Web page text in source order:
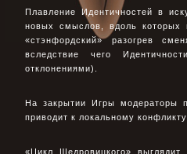
Плавление Идентичностей в
новых смыслов, вдоль которых
«стэнфордский» разогрев
вследствие чего
отклонениями).
На закрытии Игры модераторы
приводит к локальному
«Цикл Щедровицкого»